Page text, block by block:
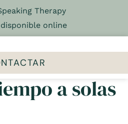
Therapy
online
a solas